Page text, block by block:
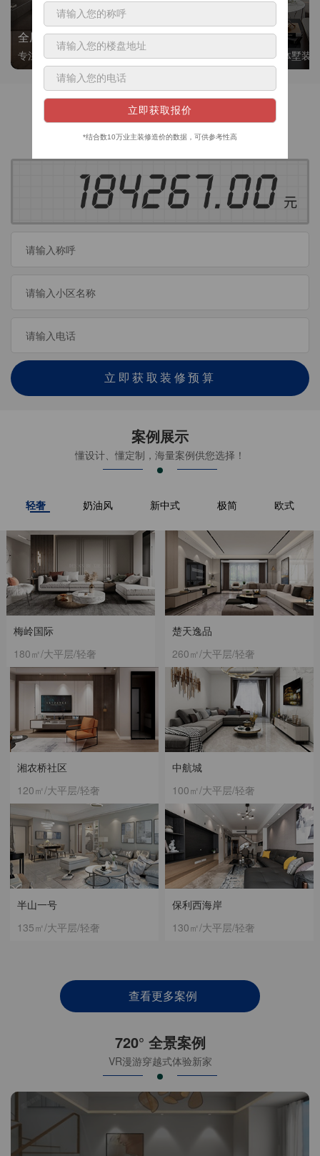
全屋整装
专注整装24年，高标准，选美迪 十年后仍爱我家
别墅大平层
高端私人定制，整体墅装
获取装修预算
立即获取装修预算
案例展示
懂设计、懂定制，海量案例供您选择！
轻奢 奶油风 新中式 极简 欧式
梅岭国际
180㎡/大平层/轻奢
楚天逸品
260㎡/大平层/轻奢
中航城
100㎡/大平层/轻奢
湘农桥社区
120㎡/大平层/轻奢
保利西海岸
130㎡/大平层/轻奢
半山一号
135㎡/大平层/轻奢
查看更多案例
720° 全景案例
VR漫游穿越式体验新家